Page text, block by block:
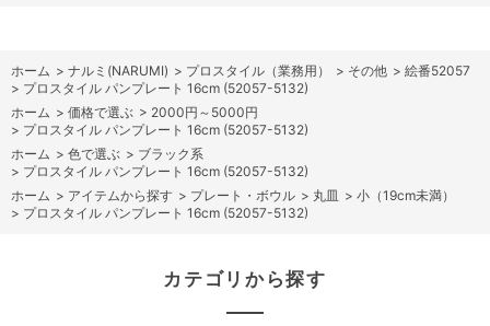
ホーム > ナルミ(NARUMI) > プロスタイル（業務用） > その他 > 絵番52057
> プロスタイル パンプレート 16cm (52057-5132)
ホーム > 価格で選ぶ > 2000円～5000円
> プロスタイル パンプレート 16cm (52057-5132)
ホーム > 色で選ぶ > ブラック系
> プロスタイル パンプレート 16cm (52057-5132)
ホーム > アイテムから探す > プレート・ボウル > 丸皿 > 小（19cm未満）
> プロスタイル パンプレート 16cm (52057-5132)
カテゴリから探す